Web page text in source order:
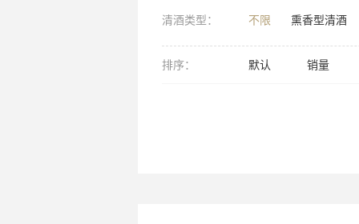
清酒类型： 不限 熏香型清酒
排序： 默认 销量